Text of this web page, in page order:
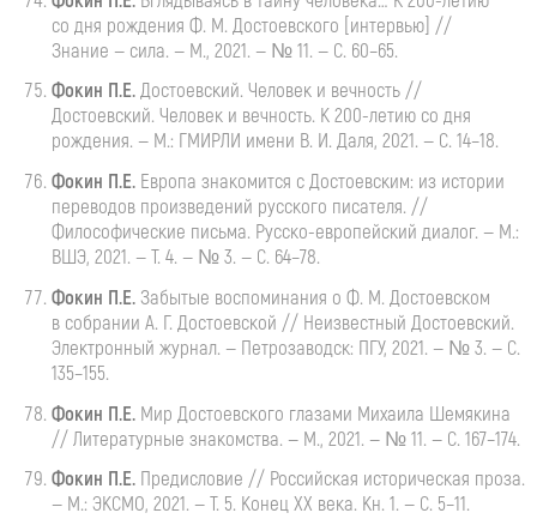
со дня рождения Ф. М. Достоевского [интервью] //
Знание — сила. — М., 2021. — № 11. — С. 60–65.
Фокин П.Е.Достоевский. Человек и вечность //
Достоевский. Человек и вечность. К200-летию со дня
рождения. — М.: ГМИРЛИ имени В. И. Даля, 2021. — С. 14–18.
Фокин П.Е. Европа знакомится с Достоевским: из истории
переводов произведений русского писателя. //
Философические письма. Русско-европейский диалог. — М.:
ВШЭ, 2021. — Т. 4. — № 3. — С. 64–78.
Фокин П.Е. Забытые воспоминания о Ф. М. Достоевском
в собрании А. Г. Достоевской // Неизвестный Достоевский.
Электронный журнал. — Петрозаводск: ПГУ, 2021. — № 3. — С.
135–155.
Фокин П.Е. Мир Достоевского глазами Михаила Шемякина
// Литературные знакомства. — М., 2021. — № 11. — С. 167–174.
Фокин П.Е. Предисловие // Российская историческая проза.
— М.: ЭКСМО, 2021. — Т. 5. Конец ХХ века. Кн. 1. — С. 5–11.